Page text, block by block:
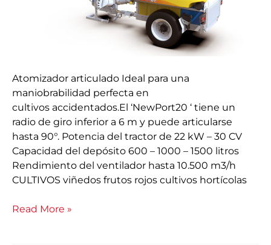
Atomizador articulado Ideal para una
maniobrabilidad perfecta en
cultivos accidentados.El ‘NewPort20 ‘ tiene un
radio de giro inferior a 6 m y puede articularse
hasta 90°. Potencia del tractor de 22 kW – 30 CV
Capacidad del depósito 600 – 1000 – 1500 litros
Rendimiento del ventilador hasta 10.500 m3/h
CULTIVOS viñedos frutos rojos cultivos hortícolas
Read More »